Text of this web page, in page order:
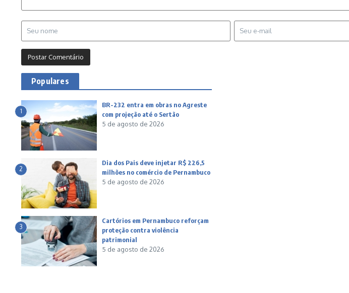
Populares
1
BR-232 entra em obras no Agreste
com projeção até o Sertão
5 de agosto de 2026
2
Dia dos Pais deve injetar R$ 226,5
milhões no comércio de Pernambuco
5 de agosto de 2026
3
Cartórios em Pernambuco reforçam
proteção contra violência
patrimonial
5 de agosto de 2026